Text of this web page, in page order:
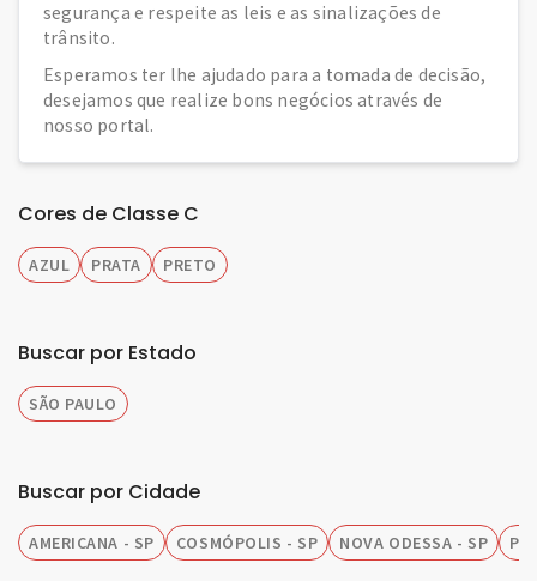
segurança e respeite as leis e as sinalizações de
trânsito.
Esperamos ter lhe ajudado para a tomada de decisão,
desejamos que realize bons negócios através de
nosso portal.
Cores de Classe C
AZUL PRATA PRETO
Buscar por Estado
SÃO PAULO
Buscar por Cidade
AMERICANA - SP COSMÓPOLIS - SP NOVA ODESSA - SP